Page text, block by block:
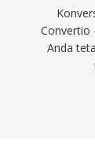
Convertio
Anda